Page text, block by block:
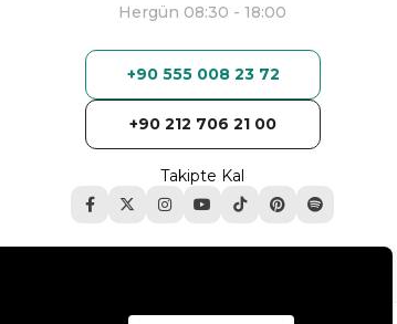
Hergün 08:30 - 18:00
+90 555 008 23 72
+90 212 706 21 00
Takipte Kal